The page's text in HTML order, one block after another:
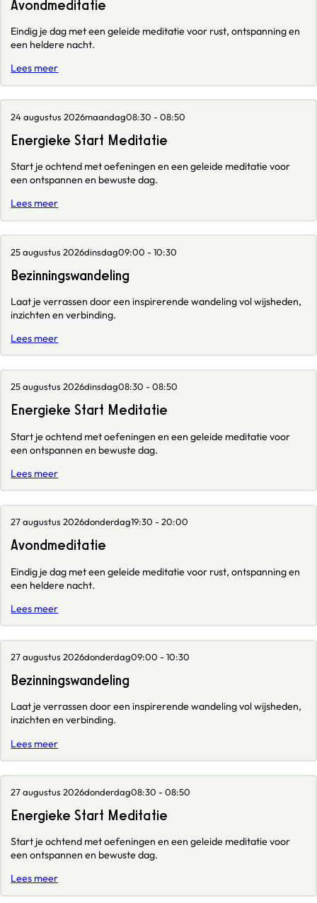
Avondmeditatie
Eindig je dag met een geleide meditatie voor rust, ontspanning en
een heldere nacht.
Lees meer
24 augustus 2026maandag08:30 - 08:50
Energieke Start Meditatie
Start je ochtend met oefeningen en een geleide meditatie voor
een ontspannen en bewuste dag.
Lees meer
25 augustus 2026dinsdag09:00 - 10:30
Bezinningswandeling
Laat je verrassen door een inspirerende wandeling vol wijsheden,
inzichten en verbinding.
Lees meer
25 augustus 2026dinsdag08:30 - 08:50
Energieke Start Meditatie
Start je ochtend met oefeningen en een geleide meditatie voor
een ontspannen en bewuste dag.
Lees meer
27 augustus 2026donderdag19:30 - 20:00
Avondmeditatie
Eindig je dag met een geleide meditatie voor rust, ontspanning en
een heldere nacht.
Lees meer
27 augustus 2026donderdag09:00 - 10:30
Bezinningswandeling
Laat je verrassen door een inspirerende wandeling vol wijsheden,
inzichten en verbinding.
Lees meer
27 augustus 2026donderdag08:30 - 08:50
Energieke Start Meditatie
Start je ochtend met oefeningen en een geleide meditatie voor
een ontspannen en bewuste dag.
Lees meer